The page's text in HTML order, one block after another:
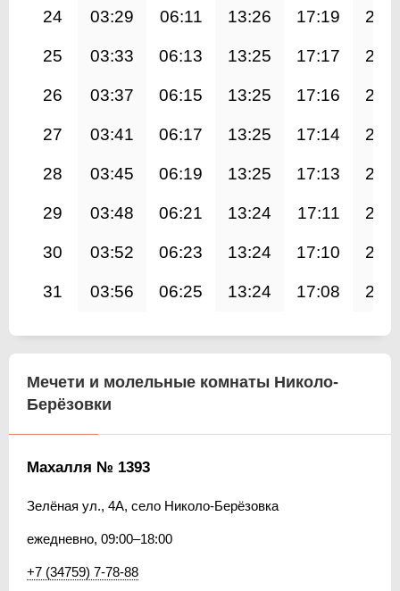
24 03:29 06:11 13:26 17:19
25 03:33 06:13 13:25 17:17
26 03:37 06:15 13:25 17:16
27 03:41 06:17 13:25 17:14
28 03:45 06:19 13:25 17:13
29 03:48 06:21 13:24 17:11
30 03:52 06:23 13:24 17:10
31 03:56 06:25 13:24 17:08
Мечети и молельные комнаты Николо-
Берёзовки
Махалля № 1393
Зелёная ул., 4А, село Николо-Берёзовка
ежедневно, 09:00–18:00
+7 (34759) 7-78-88